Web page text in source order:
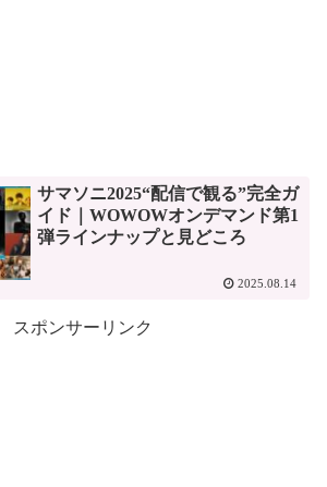
サマソニ2025“配信で観る”完全ガ
イド｜WOWOWオンデマンド第1
弾ラインナップと見どころ
2025.08.14
スポンサーリンク